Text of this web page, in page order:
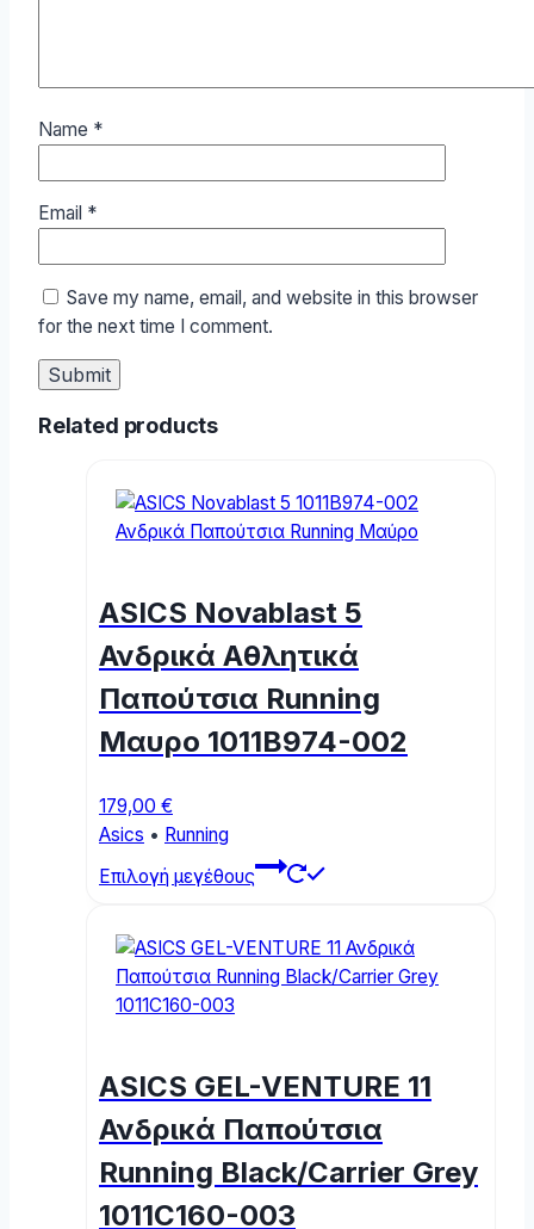
Name *
Email *
Save my name, email, and website in this browser
for the next time I comment.
Related products
ASICS Novablast 5
Ανδρικά Αθλητικά
Παπούτσια Running
Μαυρο 1011B974-002
179,00 €
Asics • Running
Επιλογή μεγέθους
This
multiple
variants.
be
chosen
on
the
ASICS GEL-VENTURE 11
Ανδρικά Παπούτσια
Running Black/Carrier Grey
1011C160-003